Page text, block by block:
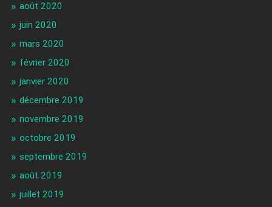
août 2020
juin 2020
mars 2020
février 2020
janvier 2020
décembre 2019
novembre 2019
octobre 2019
septembre 2019
août 2019
juillet 2019